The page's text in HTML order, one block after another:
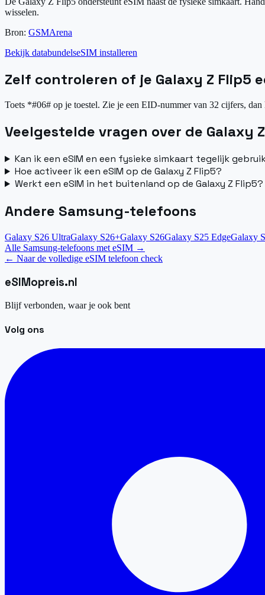
wisselen.
Bron: GSMArena
Bekijk databundelseSIM installeren
Zelf controleren of je Galaxy Z Flip5
Toets *#06# op je toestel. Zie je een EID-nummer van 32 cijfers,
Veelgestelde vragen over de Galaxy
Kan ik een eSIM en een fysieke simkaart tegelijk
Hoe activeer ik een eSIM op de Galaxy Z Flip5?
Werkt een eSIM in het buitenland op de Galaxy Z Flip5?
Andere Samsung-telefoons
Galaxy S26 UltraGalaxy S26+Galaxy S26Galaxy S25 EdgeGalaxy
Alle Samsung-telefoons met eSIM →
← Naar de volledige eSIM telefoon check
eSIMopreis.nl
Blijf verbonden, waar je ook bent
Volg ons